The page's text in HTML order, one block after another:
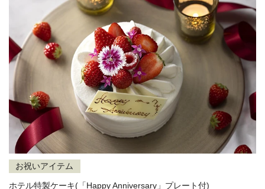
お祝いアイテム
ホテル特製ケーキ(「Happy Anniversary」プレート付)